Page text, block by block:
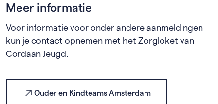
Meer informatie
Voor informatie voor onder andere aanmeldingen
kun je contact opnemen met het Zorgloket van
Cordaan Jeugd.
Ouder en Kindteams Amsterdam